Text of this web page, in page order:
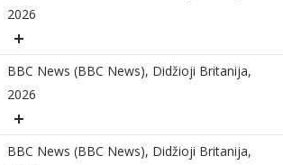
2026
BBC News (BBC News), Didžioji Britanija,
2026
BBC News (BBC News), Didžioji Britanija,